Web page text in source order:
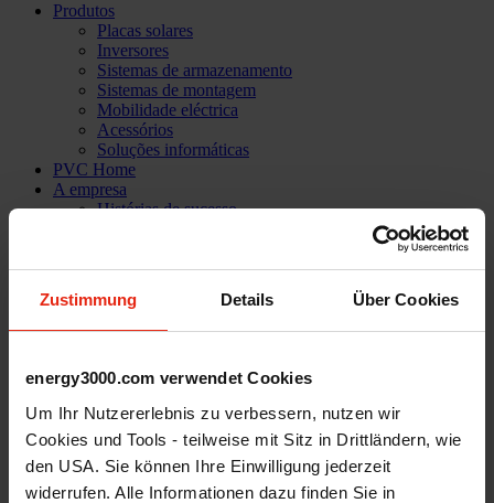
Zustimmung Details Über Cookies
energy3000.com verwendet Cookies
Um Ihr Nutzererlebnis zu verbessern, nutzen wir
Cookies und Tools - teilweise mit Sitz in Drittländern, wie
den USA. Sie können Ihre Einwilligung jederzeit
widerrufen. Alle Informationen dazu finden Sie in
Produtos
Placas solares
Inversores
Sistemas de armazenamento
Sistemas de montagem
Mobilidade eléctrica
Acessórios
Soluções informáticas
PVC Home
A empresa
Histórias de sucesso
Nossa equipa
Assistência técnica
Carreira profissional
Iniciar sessão
Contacto